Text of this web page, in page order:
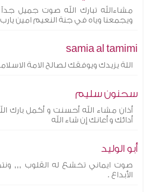
مشاءالله تبارك الله صوت جميل
ويجمعنا وياه في جنة النعيم امين يارب
samia al tamimi
اللة يزيدك ويوفقك لصالح الامة
سحنون سليم
أذان مشاء الله أحسنت و أكمل بارك
أدائك و أعانك إن شاء الله
أبو الوليد
صوت ايماني تخشع له القلوب ,,,
الأبداع .